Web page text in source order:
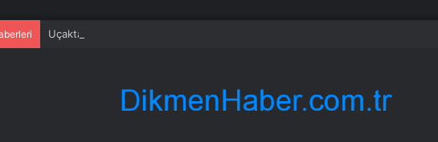
Uçakta dehşet anları: Kapağı açtıklarında gördüklerine inanamadılar